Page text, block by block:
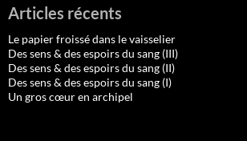
Articles récents
Le papier froissé dans le vaisselier
Des sens & des espoirs du sang (III)
Des sens & des espoirs du sang (II)
Des sens & des espoirs du sang (I)
Un gros cœur en archipel